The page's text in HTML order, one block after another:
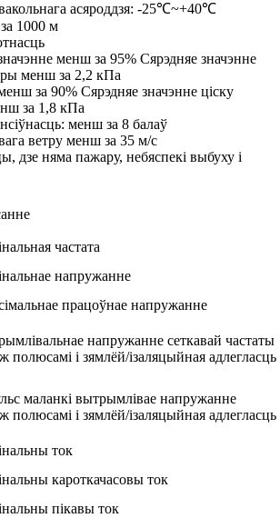
асяроддзя: -25℃~+40℃
1000 м
менш за 95% Сярэдняе значэнне
менш за 2,2 кПа
за 90% Сярэдняе значэнне ціску
за 1,8 кПа
менш за 8 балаў
ветру менш за 35 м/с
дзе няма пажару, небяспекі выбуху і
частата
напружанне
працоўнае напружанне
напружанне сеткавай частаты
полюсамі і зямлёй/ізаляцыйная адлегласць
маланкі вытрымлівае напружанне
полюсамі і зямлёй/ізаляцыйная адлегласць
ток
кароткачасовы ток
пікавы ток